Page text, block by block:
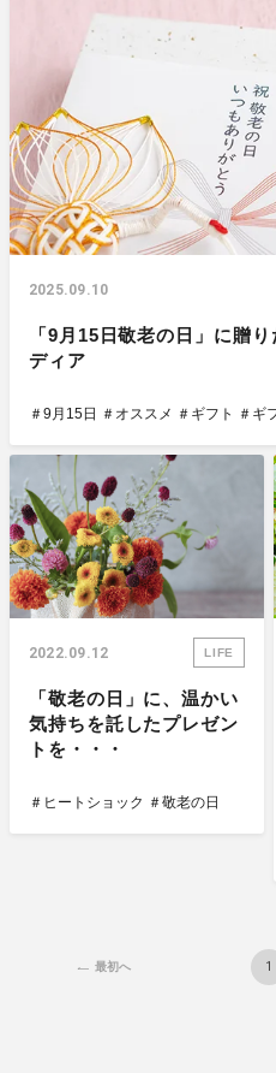
2025.09.10
「9月15日敬老の日」に贈
ディア
＃9月15日 ＃オススメ ＃ギフト ＃ギ
2022.09.12 LIFE
「敬老の日」に、温かい
気持ちを託したプレゼン
トを・・・
＃ヒートショック ＃敬老の日
最初へ 1